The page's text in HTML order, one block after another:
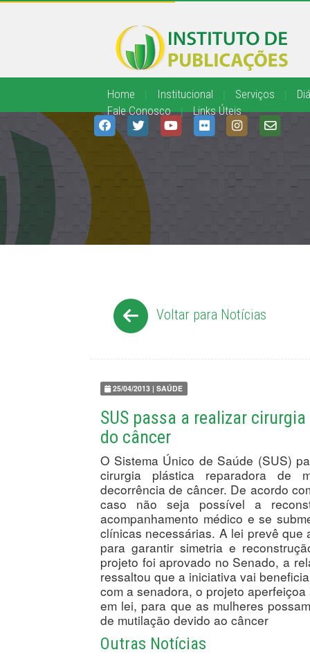
Home Institucional Serviços
Fale Conosco
| Links Úteis
Voltar para Notícias
25/04/2013 | SAÚDE
SUS passa a realizar
do câncer
O Sistema Único de Saúde (SUS)
cirurgia plástica reparadora de
decorrência de câncer. De acordo
caso não seja possível a
acompanhamento médico e se
clínicas necessárias. A lei prevê que
para garantir simetria e
projeto foi aprovado no Senado, a
ressaltou que a iniciativa vai
com a senadora, o projeto
em lei, para que as mulheres
de mutilação devido ao câncer
Outras Notícias